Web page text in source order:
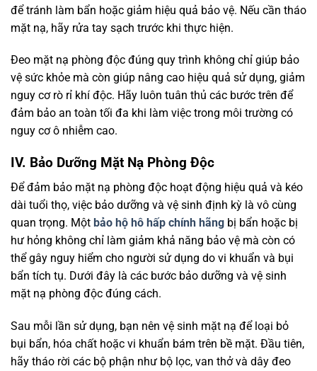
để tránh làm bẩn hoặc giảm hiệu quả bảo vệ. Nếu cần tháo
mặt nạ, hãy rửa tay sạch trước khi thực hiện.
Đeo mặt nạ phòng độc đúng quy trình không chỉ giúp bảo
vệ sức khỏe mà còn giúp nâng cao hiệu quả sử dụng, giảm
nguy cơ rò rỉ khí độc. Hãy luôn tuân thủ các bước trên để
đảm bảo an toàn tối đa khi làm việc trong môi trường có
nguy cơ ô nhiễm cao.
IV. Bảo Dưỡng Mặt Nạ Phòng Độc
Để đảm bảo mặt nạ phòng độc hoạt động hiệu quả và kéo
dài tuổi thọ, việc bảo dưỡng và vệ sinh định kỳ là vô cùng
quan trọng. Một bảo hộ hô hấp chính hãng bị bẩn hoặc bị
hư hỏng không chỉ làm giảm khả năng bảo vệ mà còn có
thể gây nguy hiểm cho người sử dụng do vi khuẩn và bụi
bẩn tích tụ. Dưới đây là các bước bảo dưỡng và vệ sinh
mặt nạ phòng độc đúng cách.
Sau mỗi lần sử dụng, bạn nên vệ sinh mặt nạ để loại bỏ
bụi bẩn, hóa chất hoặc vi khuẩn bám trên bề mặt. Đầu tiên,
hãy tháo rời các bộ phận như bộ lọc, van thở và dây đeo